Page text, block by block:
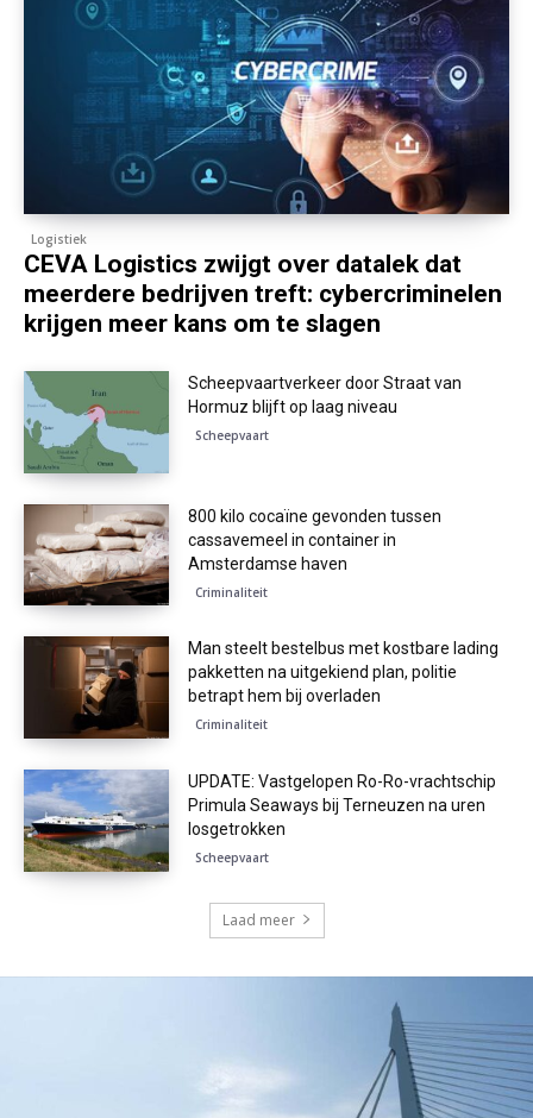
Logistiek
CEVA Logistics zwijgt over datalek dat
meerdere bedrijven treft: cybercriminelen
krijgen meer kans om te slagen
Scheepvaartverkeer door Straat van
Hormuz blijft op laag niveau
Scheepvaart
800 kilo cocaïne gevonden tussen
cassavemeel in container in
Amsterdamse haven
Criminaliteit
Man steelt bestelbus met kostbare lading
pakketten na uitgekiend plan, politie
betrapt hem bij overladen
Criminaliteit
UPDATE: Vastgelopen Ro-Ro-vrachtschip
Primula Seaways bij Terneuzen na uren
losgetrokken
Scheepvaart
Laad meer